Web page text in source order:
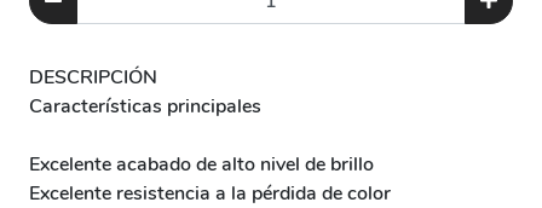
DESCRIPCIÓN
Características principales
Excelente acabado de alto nivel de brillo
Excelente resistencia a la pérdida de color